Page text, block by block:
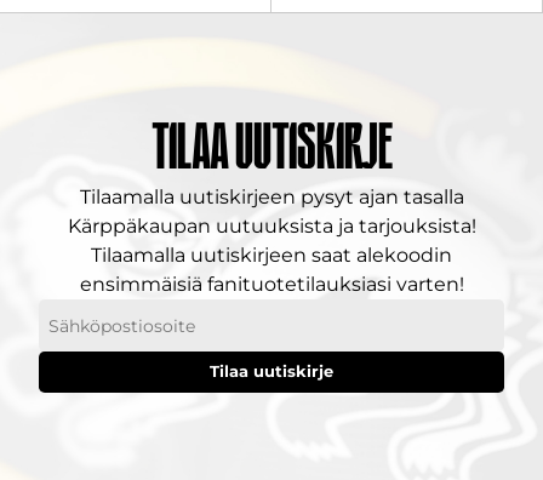
Tilaa uutiskirje
Tilaamalla uutiskirjeen pysyt ajan tasalla
Kärppäkaupan uutuuksista ja tarjouksista!
Tilaamalla uutiskirjeen saat alekoodin
ensimmäisiä fanituotetilauksiasi varten!